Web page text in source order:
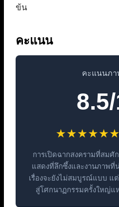
ข้น
คะแนน
คะแนนภา
★★★★★★
การเปิดฉากสงครามที่สมศั
แสดงที่ลึกซึ้งและงานภาพที่
เรื่องจะยังไม่สมบูรณ์แบบ แ
สู่โศกนาฏกรรมครั้งใหญ่แ